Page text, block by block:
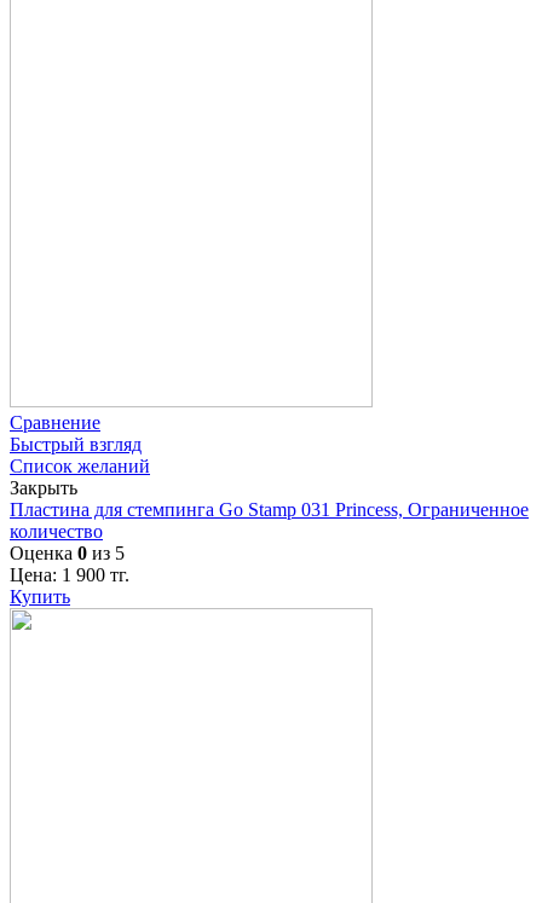
Сравнение
Быстрый взгляд
Список желаний
Закрыть
Пластина для стемпинга Go Stamp 031 Princess, Ограниченное
количество
Оценка 0 из 5
Цена: 1 900 тг.
Купить